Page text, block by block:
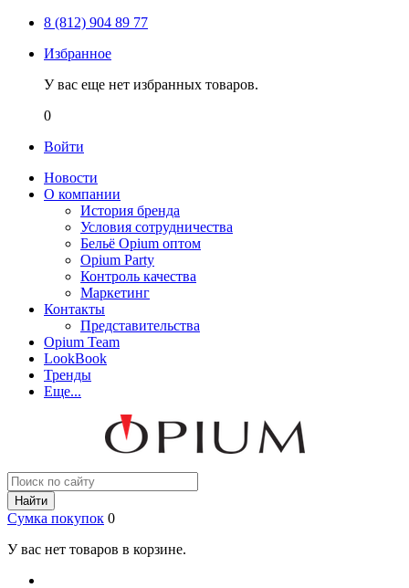
8 (812) 904 89 77
Избранное
У вас еще нет избранных товаров.
0
Войти
Новости
О компании
История бренда
Условия сотрудничества
Бельё Opium оптом
Opium Party
Контроль качества
Маркетинг
Контакты
Представительства
Opium Team
LookBook
Тренды
Еще...
Найти
Сумка покупок 0
У вас нет товаров в корзине.